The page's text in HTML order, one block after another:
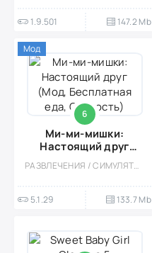
1.9.501 147.2 Mb
6
Ми-ми-мишки:
Настоящий друг
(Мод, Бесплатная
еда, Скорость)
РАЗВЛЕЧЕНИЯ / СИМУЛЯТОРЫ / УХОД / ПИТОМЦЫ / КАЗУАЛЬНЫЕ / ОДНОПОЛЬЗОВАТЕЛЬСКИЕ / СТИЛИЗАЦИЯ / ПО МУЛЬТФИЛЬМАМ / ОФЛАЙН / ДЛЯ ДЕТЕЙ / ДЕВОЧКАМ / МИЛАЯ / МОД
5.1.29 133.7 Mb
Мод